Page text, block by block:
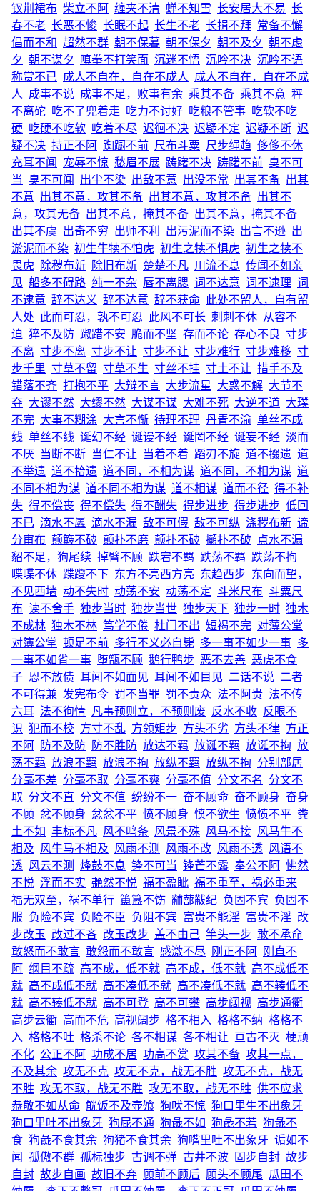
钗荆裙布 柴立不阿 缠夹不清 蝉不知雪 长安居大不易 长
春不老 长恶不悛 长眠不起 长生不老 长揖不拜 常备不懈
倡而不和 超然不群 朝不保暮 朝不保夕 朝不及夕 朝不虑
夕 朝不谋夕 嗔拳不打笑面 沉迷不悟 沉吟不决 沉吟不语
称赏不已 成人不自在，自在不成人
成人不自在，自在不成
人
成事不说 成事不足，败事有余 乘其不备 乘其不意 秤
不离砣 吃不了兜着走 吃力不讨好 吃粮不管事 吃软不吃
硬
吃硬不吃软 吃着不尽 迟徊不决 迟疑不定 迟疑不断 迟
疑不决 持正不阿 踟蹰不前 尺布斗粟 尺步绳趋 侈侈不休
充耳不闻
宠辱不惊 愁眉不展 踌躇不决 踌躇不前 臭不可
当
臭不可闻 出尘不染 出敌不意 出没不常 出其不备 出其
不意 出其不意，攻其不备 出其不意，攻其不备 出其不
意，攻其无备 出其不意，掩其不备 出其不意，掩其不备
出其不虞 出奇不穷 出师不利 出污泥而不染 出言不逊 出
淤泥而不染 初生牛犊不怕虎 初生之犊不惧虎 初生之犊不
畏虎
除秽布新 除旧布新 楚楚不凡 川流不息 传闻不如亲
见 船多不碍路 纯一不杂 唇不离腮 词不达意 词不逮理 词
不逮意 辞不达义 辞不达意 辞不获命 此处不留人，自有留
人处
此而可忍，孰不可忍 此风不可长 刺刺不休 从容不
迫 猝不及防 踧踖不安 脆而不坚 存而不论 存心不良 寸步
不离 寸步不离 寸步不让 寸步不让 寸步难行 寸步难移 寸
步千里 寸草不留 寸草不生 寸丝不挂 寸土不让 措手不及
错落不齐 打抱不平 大辩不言 大步流星 大惑不解 大节不
夺 大谬不然 大缪不然 大谋不谋 大难不死 大逆不道 大璞
不完 大事不糊涂 大言不惭 待理不理 丹青不渝 单丝不成
线 单丝不线 诞幻不经 诞谩不经 诞罔不经 诞妄不经 淡而
不厌
当断不断 当仁不让 当着不着 蹈刃不旋 道不掇遗 道
不举遗 道不拾遗 道不同，不相为谋 道不同，不相为谋 道
不同不相为谋 道不同不相为谋 道不相谋 道而不径 得不补
失 得不偿丧 得不偿失 得不酬失 得步进步 得步进步 低回
不已 滴水不羼 滴水不漏 敌不可假 敌不可纵 涤秽布新 谛
分审布 颠簸不破 颠扑不磨 颠扑不破 攧扑不破
点水不漏
貂不足，狗尾续 掉臂不顾 跌宕不羁 跌荡不羁 跌荡不拘
喋喋不休 蹀躞不下 东方不亮西方亮 东趋西步 东向而望，
不见西墙 动不失时 动荡不安 动荡不定 斗米尺布 斗粟尺
布 读不舍手 独步当时 独步当世 独步天下 独步一时 独木
不成林 独木不林 笃学不倦 杜门不出 短褐不完 对薄公堂
对簿公堂 顿足不前 多行不义必自毙 多一事不如少一事 多
一事不如省一事 堕甑不顾 鹅行鸭步 恶不去善 恶虎不食
子 恩不放债 耳闻不如面见 耳闻不如目见 二话不说 二者
不可得兼 发宪布令 罚不当罪 罚不责众 法不阿贵 法不传
六耳 法不徇情 凡事预则立，不预则废 反水不收 反眼不
识 犯而不校 方寸不乱 方领矩步 方头不劣 方头不律 方正
不阿
防不及防 防不胜防 放达不羁 放诞不羁 放诞不拘 放
荡不羁 放浪不羁 放浪不拘 放纵不羁 放纵不拘 分别部居
分毫不差 分毫不取 分毫不爽 分毫不值 分文不名
分文不
取 分文不直 分文不值 纷纷不一 奋不顾命 奋不顾身 奋身
不顾 忿不顾身 忿忿不平 愤不顾身 愤不欲生 愤愤不平 粪
土不如 丰标不凡 风不鸣条 风景不殊 风马不接 风马牛不
相及 风牛马不相及 风雨不测 风雨不改 风雨不透 风语不
透 风云不测 烽鼓不息 锋不可当 锋芒不露 奉公不阿 怫然
不悦 浮而不实 艴然不悦 福不盈眦 福不重至，祸必重来
福无双至，祸不单行 簠簋不饬 黼蔀黻纪 负固不宾 负固不
服 负险不宾 负险不臣 负阻不宾 富贵不能淫 富贵不淫 改
步改玉
改过不吝 改玉改步 盖不由己 竿头一步 敢不承命
敢怒而不敢言 敢怨而不敢言 感激不尽 刚正不阿
刚直不
阿 纲目不疏 高不成，低不就 高不成，低不就 高不成低不
就 高不成低不就 高不凑低不就 高不凑低不就 高不辏低不
就 高不辏低不就 高不可登 高不可攀 高步阔视 高步通衢
高步云衢 高而不危 高视阔步 格不相入 格格不纳 格格不
入 格格不吐 格杀不论 各不相谋 各不相让 亘古不灭 梗顽
不化 公正不阿 功成不居 功高不赏 攻其不备 攻其一点，
不及其余 攻无不克 攻无不克，战无不胜 攻无不克，战无
不胜 攻无不取，战无不胜 攻无不取，战无不胜 供不应求
恭敬不如从命 觥饭不及壶飧 狗吠不惊 狗口里生不出象牙
狗口里吐不出象牙 狗屁不通 狗彘不如 狗彘不若 狗彘不
食 狗彘不食其余 狗猪不食其余 狗嘴里吐不出象牙 诟如不
闻
孤傲不群 孤标独步 古调不弹 古井不波 固步自封 故步
自封 故步自画 故旧不弃 顾前不顾后 顾头不顾尾 瓜田不